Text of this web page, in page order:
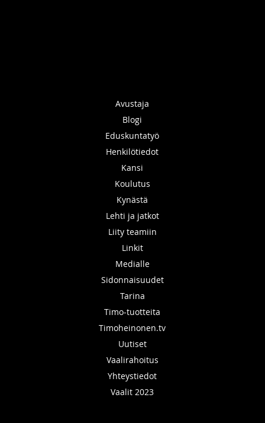
Avustaja
Blogi
Eduskuntatyö
Henkilötiedot
Kansi
Koulutus
Kynästä
Lehti ja jatkot
Liity teamiin
Linkit
Medialle
Sidonnaisuudet
Tarina
Timo-tuotteita
Timoheinonen.tv
Uutiset
Vaalirahoitus
Yhteystiedot
Vaalit 2023